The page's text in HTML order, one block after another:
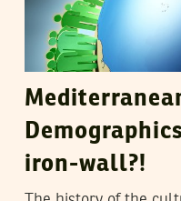
iron-wall?!